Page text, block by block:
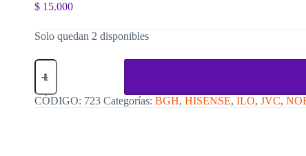
$ 15.000
Solo quedan 2 disponibles
Control
Remoto
C723
CÓDIGO: 723 Categorías: BGH, HISENSE, ILO, JVC,